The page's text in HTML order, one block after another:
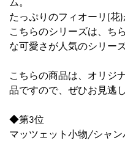
たっぷりのフィオーリ(花
こちらのシリーズは、ち
な可愛さが人気のシリーズ
こちらの商品は、 オリジ
品ですので、ぜひお見逃
◆第3位
マッツェット小物/シャン